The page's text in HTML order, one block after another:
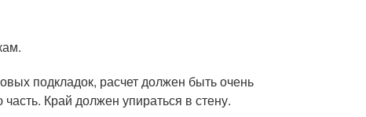
подкладок, расчет должен быть очень
Край должен упираться в стену.